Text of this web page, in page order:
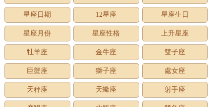
星座日期 12星座 星座生日
星座月份 星座性格 上升星座
牡羊座 金牛座 雙子座
巨蟹座 獅子座 處女座
天秤座 天蠍座 射手座